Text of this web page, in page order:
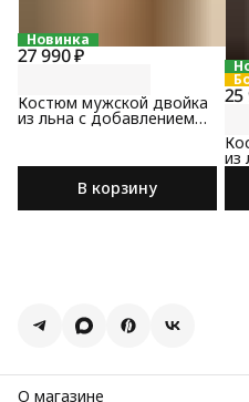
Новинка
27 990 ₽
Костюм мужской двойка
из льна с добавлением
В корзину
25
из
О магазине